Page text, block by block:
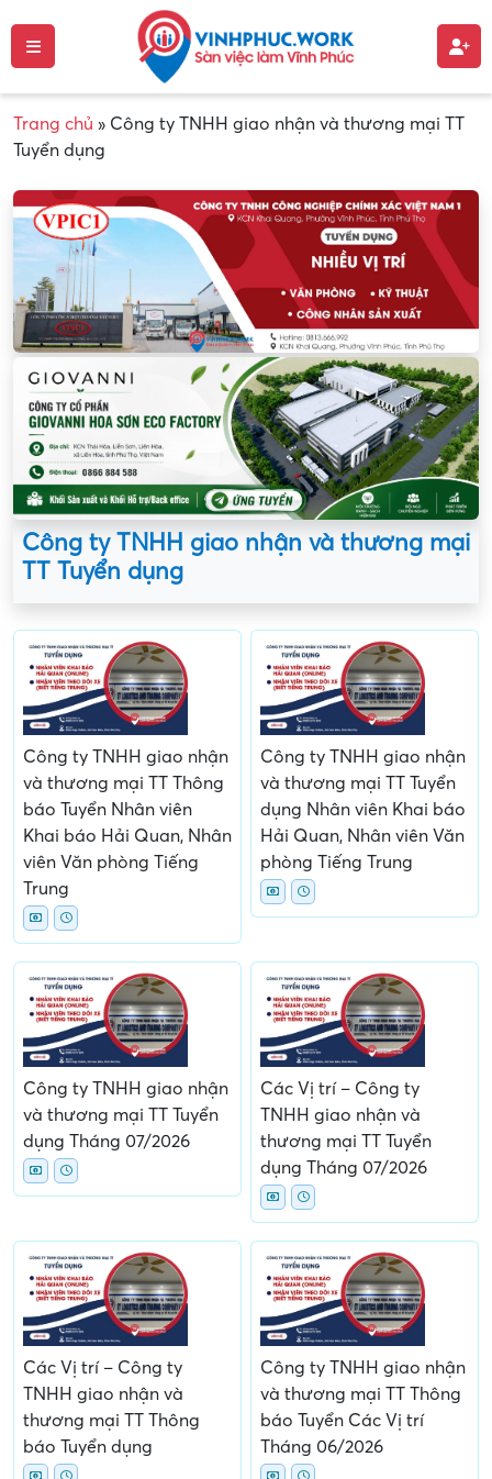
Trang chủ » Công ty TNHH giao nhận và thương mại TT
Tuyển dụng
Công ty TNHH giao nhận và thương mại
TT Tuyển dụng
Công ty TNHH giao nhận
và thương mại TT Thông
báo Tuyển Nhân viên
Khai báo Hải Quan, Nhân
viên Văn phòng Tiếng
Trung
Công ty TNHH giao nhận
và thương mại TT Tuyển
dụng Nhân viên Khai báo
Hải Quan, Nhân viên Văn
phòng Tiếng Trung
Công ty TNHH giao nhận
và thương mại TT Tuyển
dụng Tháng 07/2026
Các Vị trí – Công ty
TNHH giao nhận và
thương mại TT Tuyển
dụng Tháng 07/2026
Các Vị trí – Công ty
TNHH giao nhận và
thương mại TT Thông
báo Tuyển dụng
Công ty TNHH giao nhận
và thương mại TT Thông
báo Tuyển Các Vị trí
Tháng 06/2026